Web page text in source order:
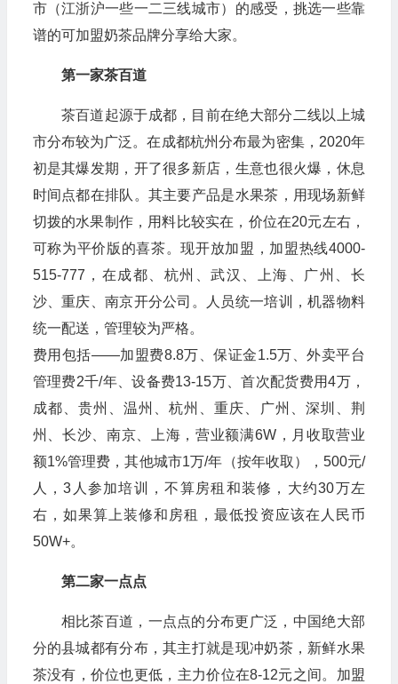
市（江浙沪一些一二三线城市）的感受，挑选一些靠
谱的可加盟奶茶品牌分享给大家。
第一家茶百道
茶百道起源于成都，目前在绝大部分二线以上城
市分布较为广泛。在成都杭州分布最为密集，2020年
初是其爆发期，开了很多新店，生意也很火爆，休息
时间点都在排队。其主要产品是水果茶，用现场新鲜
切拨的水果制作，用料比较实在，价位在20元左右，
可称为平价版的喜茶。现开放加盟，加盟热线4000-
515-777，在成都、杭州、武汉、上海、广州、长
沙、重庆、南京开分公司。人员统一培训，机器物料
统一配送，管理较为严格。
费用包括——加盟费8.8万、保证金1.5万、外卖平台
管理费2千/年、设备费13-15万、首次配货费用4万，
成都、贵州、温州、杭州、重庆、广州、深圳、荆
州、长沙、南京、上海，营业额满6W，月收取营业
额1%管理费，其他城市1万/年（按年收取），500元/
人，3人参加培训，不算房租和装修，大约30万左
右，如果算上装修和房租，最低投资应该在人民币
50W+。
第二家一点点
相比茶百道，一点点的分布更广泛，中国绝大部
分的县城都有分布，其主打就是现冲奶茶，新鲜水果
茶没有，价位也更低，主力价位在8-12元之间。加盟